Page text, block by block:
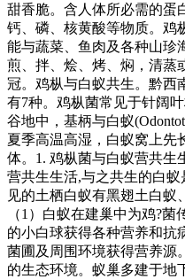
甜香脆。含人体所必需的蛋
钙、磷、核黄酸等物质。鸡
能与蔬菜、鱼肉及各种山珍
煎、拌、烩、烤、焖，清蒸
冠。鸡枞与白蚁共生。黔西
有7种。鸡枞菌常见于针阔
谷地中，基柄与白蚁
夏季高温高湿，白蚁窝上先
体。1. 鸡枞菌与白蚁营共生
营共生生活,与之共生的白
见的土栖白蚁有黑翅土白蚁
（1）白蚁在建巢中为鸡?
的小白球获得各种营养和抗
菌圃及周围环境获得营养源
的生态环境。蚁巢多建于地